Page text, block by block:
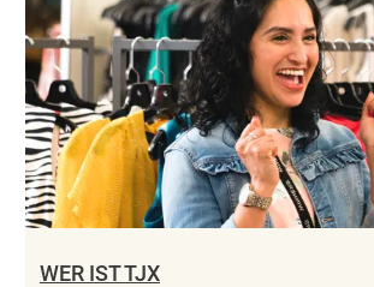
WER IST TJX